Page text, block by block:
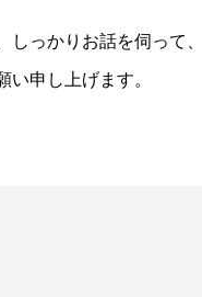
っかりお話を伺って
申し上げます。